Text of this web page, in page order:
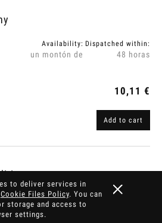
to deliver services in
Cookie Files Policy. You can
storage and access to
settings.
Availability:
un montón de
Dispatched within:
48 horas
10,11 €
Add to cart
Availability:
un montón de
Dispatched within: